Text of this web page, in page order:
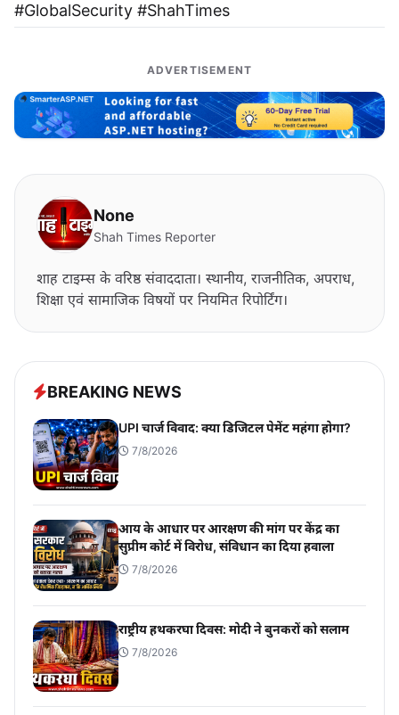
#GlobalSecurity #ShahTimes
ADVERTISEMENT
None
Shah Times Reporter
शाह टाइम्स के वरिष्ठ संवाददाता। स्थानीय, राजनीतिक, अपराध,
शिक्षा एवं सामाजिक विषयों पर नियमित रिपोर्टिंग।
BREAKING NEWS
UPI चार्ज विवाद: क्या डिजिटल पेमेंट महंगा होगा?
7/8/2026
आय के आधार पर आरक्षण की मांग पर केंद्र का
सुप्रीम कोर्ट में विरोध, संविधान का दिया हवाला
7/8/2026
राष्ट्रीय हथकरघा दिवस: मोदी ने बुनकरों को सलाम
7/8/2026